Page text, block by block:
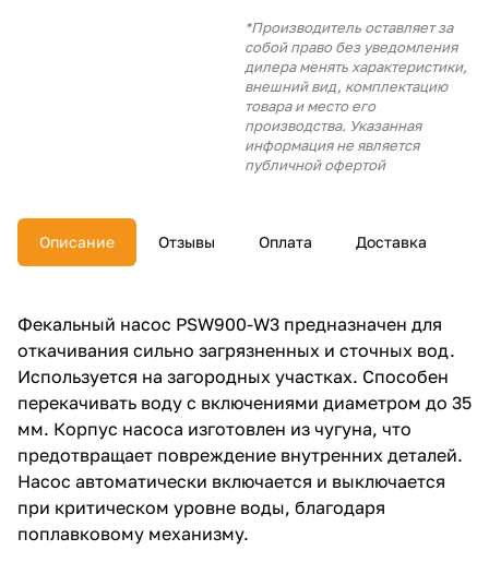
*Производитель оставляет за
собой право без уведомления
дилера менять характеристики,
внешний вид, комплектацию
товара и место его
производства. Указанная
информация не является
публичной офертой
Описание Отзывы Оплата Доставка
Фекальный насос PSW900-W3 предназначен для
откачивания сильно загрязненных и сточных вод.
Используется на загородных участках. Способен
перекачивать воду с включениями диаметром до 35
мм. Корпус насоса изготовлен из чугуна, что
предотвращает повреждение внутренних деталей.
Насос автоматически включается и выключается
при критическом уровне воды, благодаря
поплавковому механизму.